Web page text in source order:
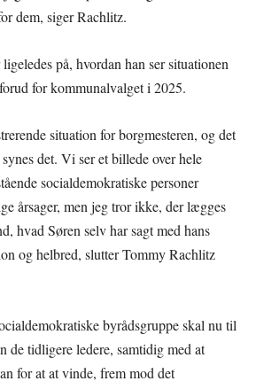
dem, siger Rachlitz.
på, hvordan han ser situationen
for kommunalvalget i 2025.
situation for borgmesteren, og det
det. Vi ser et billede over hele
socialdemokratiske personer
årsager, men jeg tror ikke, der lægges
hvad Søren selv har sagt med hans
og helbred, slutter Tommy Rachlitz
byrådsgruppe skal nu til
de tidligere ledere, samtidig med at
for at at vinde, frem mod det